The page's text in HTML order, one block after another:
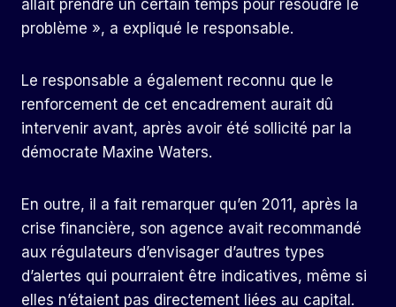
allait prendre un certain temps pour résoudre le
problème », a expliqué le responsable.
Le responsable a également reconnu que le
renforcement de cet encadrement aurait dû
intervenir avant, après avoir été sollicité par la
démocrate Maxine Waters.
En outre, il a fait remarquer qu’en 2011, après la
crise financière, son agence avait recommandé
aux régulateurs d’envisager d’autres types
d’alertes qui pourraient être indicatives, même si
elles n’étaient pas directement liées au capital.